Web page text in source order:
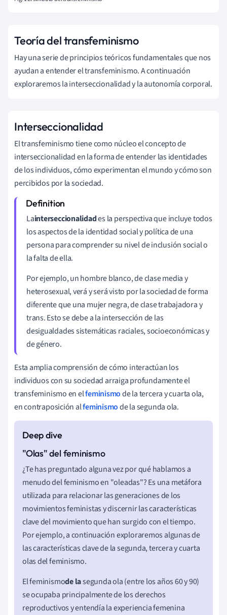
Teoría del transfeminismo
Hay una serie de principios teóricos fundamentales que nos
ayudan a entender el transfeminismo. A continuación
exploraremos la interseccionalidad y la autonomía corporal.
Interseccionalidad
El transfeminismo tiene como núcleo el concepto de
interseccionalidad en la forma de entender las identidades
de los individuos, cómo experimentan el mundo y cómo son
percibidos por la sociedad.
Lainterseccionalidades la perspectiva que incluye todos
los aspectos de la identidad social y política de una
persona para comprender su nivel de inclusión social o
la falta de ella.
Por ejemplo, un hombre blanco, de clase media y
heterosexual, verá y será visto por la sociedad de forma
diferente que una mujer negra, de clase trabajadora y
trans. Esto se debe a la intersección de las
desigualdades sistemáticas raciales, socioeconómicas y
de género.
Esta amplia comprensión de cómo interactúan los
individuos con su sociedad arraiga profundamente el
transfeminismo en elfeminismode la tercera y cuarta ola,
en contraposición alfeminismode la segunda ola.
"Olas" del feminismo
¿Te has preguntado alguna vez por qué hablamos a
menudo del feminismo en "oleadas"? Es una metáfora
utilizada para relacionar las generaciones de los
movimientos feministas y discernir las características
clave del movimiento que han surgido con el tiempo.
Por ejemplo, a continuación exploraremos algunas de
las características clave de la segunda, tercera y cuarta
olas del feminismo.
El feminismode lasegunda ola (entre los años 60 y 90)
se ocupaba principalmente de los derechos
reproductivos y entendía la experiencia femenina